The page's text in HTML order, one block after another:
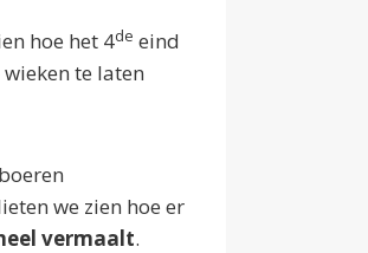
hoe het 4de eind
te laten
we zien hoe er
vermaalt.